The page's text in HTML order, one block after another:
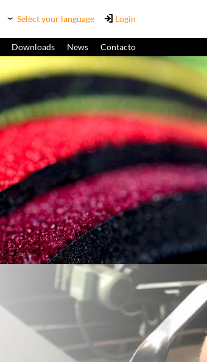
Select your language Login
Downloads News Contacto